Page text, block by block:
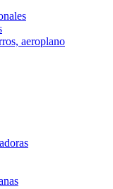
aeroplano